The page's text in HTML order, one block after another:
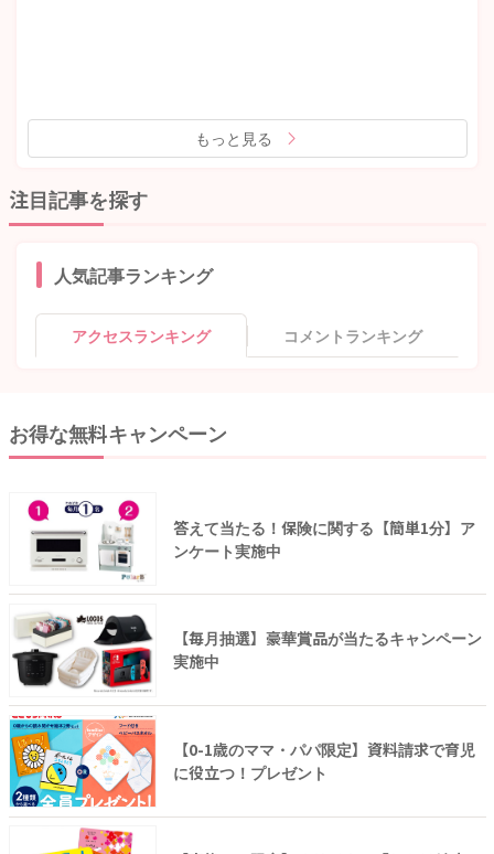
もっと見る
注目記事を探す
人気記事ランキング
アクセスランキング コメントランキング
お得な無料キャンペーン
答えて当たる！保険に関する【簡単1分】ア
ンケート実施中
【毎月抽選】豪華賞品が当たるキャンペーン
実施中
【0-1歳のママ・パパ限定】資料請求で育児
に役立つ！プレゼント